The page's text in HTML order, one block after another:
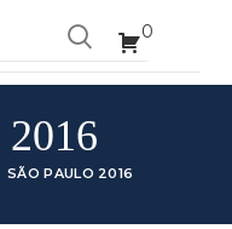
0
2016
SÃO PAULO 2016